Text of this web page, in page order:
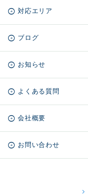
対応エリア
ブログ
お知らせ
よくある質問
会社概要
お問い合わせ